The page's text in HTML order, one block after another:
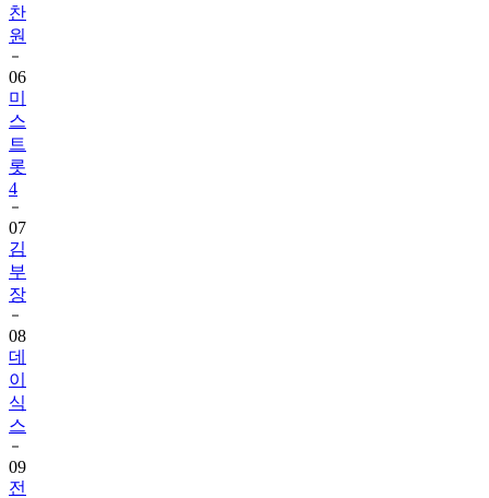
찬
원
06
미
스
트
롯
4
07
김
부
장
08
데
이
식
스
09
전